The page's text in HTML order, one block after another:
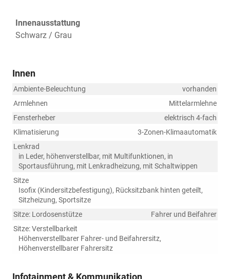
Innenausstattung
Schwarz / Grau
Innen
Ambiente-Beleuchtung
vorhanden
Armlehnen
Mittelarmlehne
Fensterheber
elektrisch 4-fach
Klimatisierung
3-Zonen-Klimaautomatik
Lenkrad
in Leder, höhenverstellbar, mit Multifunktionen, in
Sportausführung, mit Lenkradheizung, mit Schaltwippen
Sitze
Isofix (Kindersitzbefestigung), Rücksitzbank hinten geteilt,
Sitzheizung, Sportsitze
Sitze: Lordosenstütze
Fahrer und Beifahrer
Sitze: Verstellbarkeit
Höhenverstellbarer Fahrer- und Beifahrersitz,
Höhenverstellbarer Fahrersitz